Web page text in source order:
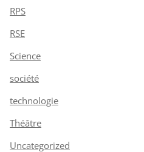
RPS
RSE
Science
société
technologie
Théâtre
Uncategorized